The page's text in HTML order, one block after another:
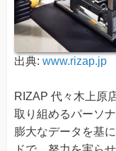
出典: www.rizap.jp
RIZAP 代々木上原
取り組めるパーソ
膨大なデータを基